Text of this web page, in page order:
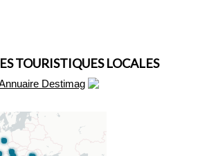
TOURISTIQUES LOCALES